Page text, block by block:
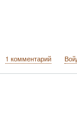
1 комментарий